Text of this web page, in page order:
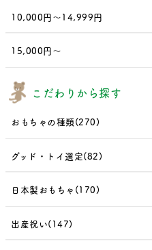
10,000円～14,999円
15,000円～
こだわりから探す
おもちゃの種類(270)
グッド・トイ選定(82)
日本製おもちゃ(170)
出産祝い(147)